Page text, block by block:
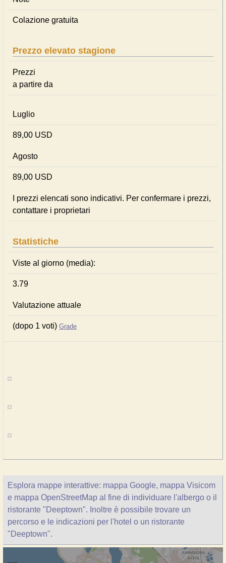
Colazione gratuita
Prezzo elevato stagione
Prezzi
a partire da
Luglio
89,00 USD
Agosto
89,00 USD
I prezzi elencati sono indicativi. Per confermare i prezzi,
contattare i proprietari
Statistiche
Viste al giorno (media):
3.79
Valutazione attuale
(dopo 1 voti) Grade
Esplora mappe interattive: mappa Google, mappa Visicom
e mappa OpenStreetMap al fine di individuare l'albergo o il
ristorante "Deeptown". Inoltre è possibile trovare un
percorso e le indicazioni per l'hotel o un ristorante
"Deeptown".